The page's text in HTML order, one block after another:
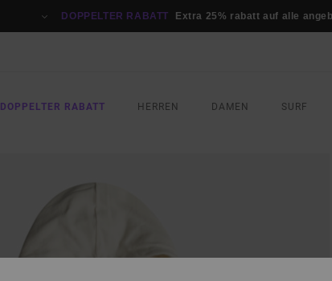
DOPPELTER RABATT Extra 25% rabatt auf alle
DOPPELTER RABATT HERREN DAMEN SURF